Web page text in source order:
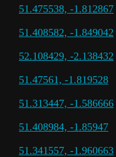
51.475538, -1.812867
51.408582, -1.849042
52.108429, -2.138432
51.47561, -1.819528
51.313447, -1.586666
51.408984, -1.85947
51.341557, -1.960663